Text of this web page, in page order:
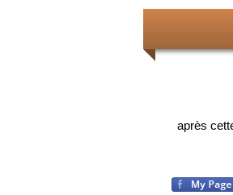
après